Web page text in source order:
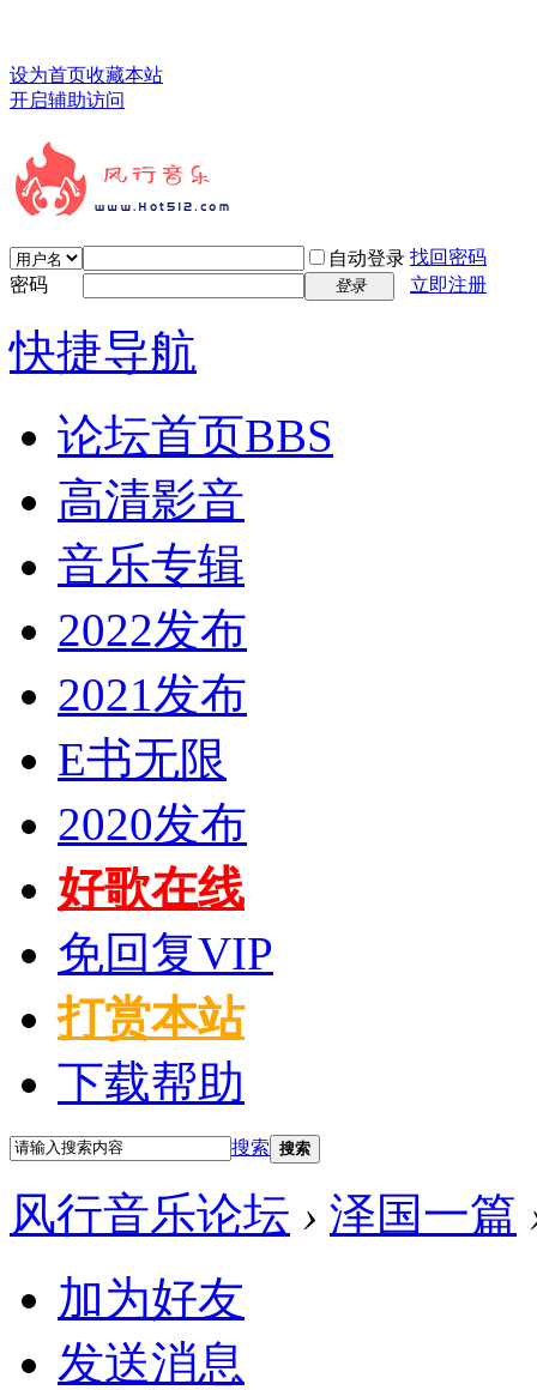
设为首页收藏本站
开启辅助访问
自动登录 找回密码
密码
登录 立即注册
快捷导航
论坛首页BBS
高清影音
音乐专辑
2022发布
2021发布
E书无限
2020发布
好歌在线
免回复VIP
打赏本站
下载帮助
搜索 搜索
风行音乐论坛 › 泽国一篇
加为好友
发送消息